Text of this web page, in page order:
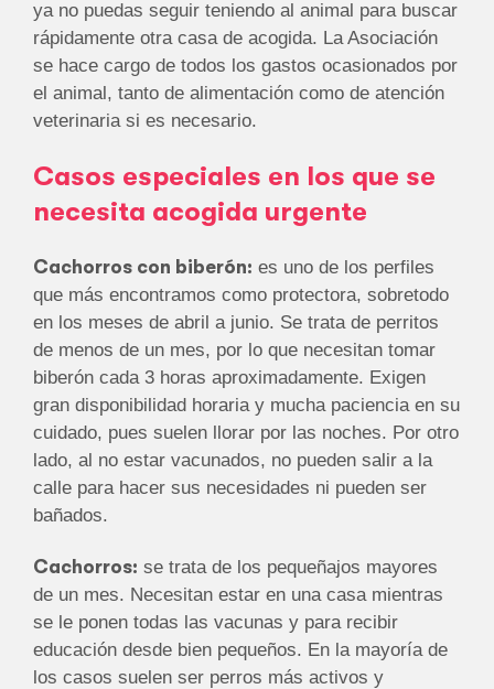
ya no puedas seguir teniendo al animal para buscar
rápidamente otra casa de acogida. La Asociación
se hace cargo de todos los gastos ocasionados por
el animal, tanto de alimentación como de atención
veterinaria si es necesario.
Casos especiales en los que se
necesita acogida urgente
Cachorros con biberón: es uno de los perfiles
que más encontramos como protectora, sobretodo
en los meses de abril a junio. Se trata de perritos
de menos de un mes, por lo que necesitan tomar
biberón cada 3 horas aproximadamente. Exigen
gran disponibilidad horaria y mucha paciencia en su
cuidado, pues suelen llorar por las noches. Por otro
lado, al no estar vacunados, no pueden salir a la
calle para hacer sus necesidades ni pueden ser
bañados.
Cachorros: se trata de los pequeñajos mayores
de un mes. Necesitan estar en una casa mientras
se le ponen todas las vacunas y para recibir
educación desde bien pequeños. En la mayoría de
los casos suelen ser perros más activos y